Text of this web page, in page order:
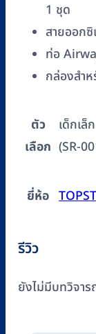
1 ชุด
สายออกซิ
ท่อ
กล่องสำ
ตัว
เลือก
เด็กเล็
(SR-
ยี่ห้อ
รีวิว
ยังไม่มีบทวิจา